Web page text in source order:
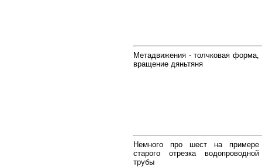
Метадвижения - толчковая форма,
вращение дяньтяня
Немного про шест на примере
старого отрезка водопроводной
трубы